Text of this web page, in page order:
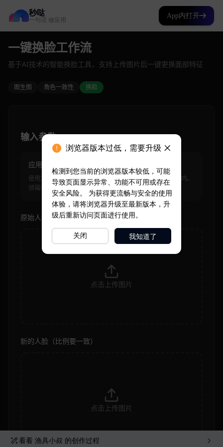
秒哒
一句话 做应用
App内打开
看看 渔具小叔 的创作过程
浏览器版本过低，需要升级
检测到您当前的浏览器版本较低，可能
导致页面显示异常、功能不可用或存在
安全风险。 为获得更流畅与安全的使用
体验，请将浏览器升级至最新版本，升
级后重新访问页面进行使用。
关闭 我知道了